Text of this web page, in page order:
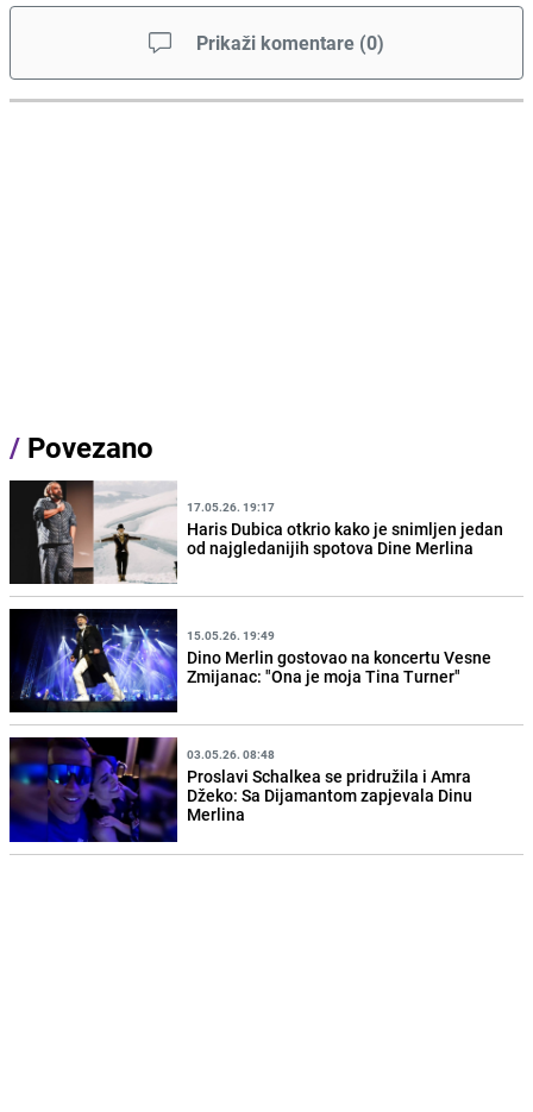
Prikaži komentare (0)
/ Povezano
17.05.26. 19:17
Haris Dubica otkrio kako je snimljen jedan
od najgledanijih spotova Dine Merlina
15.05.26. 19:49
Dino Merlin gostovao na koncertu Vesne
Zmijanac: "Ona je moja Tina Turner"
03.05.26. 08:48
Proslavi Schalkea se pridružila i Amra
Džeko: Sa Dijamantom zapjevala Dinu
Merlina